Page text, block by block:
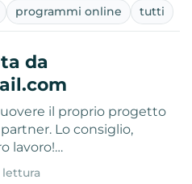
programmi online tutti
da
il proprio progetto
Lo consiglio,
lavoro!…